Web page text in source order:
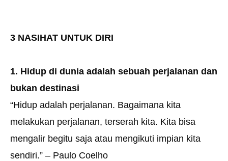
3 NASIHAT UNTUK DIRI
1. Hidup di dunia adalah sebuah perjalanan dan
bukan destinasi
“Hidup adalah perjalanan. Bagaimana kita
melakukan perjalanan, terserah kita. Kita bisa
mengalir begitu saja atau mengikuti impian kita
sendiri.” – Paulo Coelho